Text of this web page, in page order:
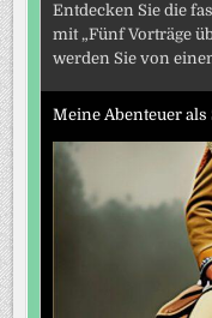
Entdecken Sie die
mit „Fünf Vorträge
werden Sie von
Meine Abenteuer als